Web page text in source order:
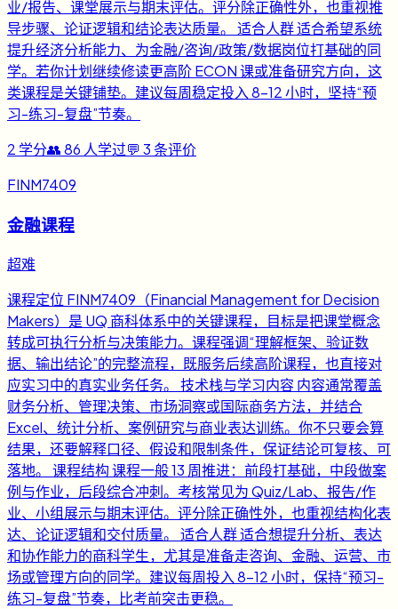
业/报告、课堂展示与期末评估。评分除正确性外，也重视推
导步骤、论证逻辑和结论表达质量。 适合人群 适合希望系统
提升经济分析能力、为金融/咨询/政策/数据岗位打基础的同
学。若你计划继续修读更高阶 ECON 课或准备研究方向，这
类课程是关键铺垫。建议每周稳定投入 8-12 小时，坚持“预
习-练习-复盘”节奏。
2 学分👥86 人学过💬 3条评价
FINM7409
金融课程
超难
课程定位 FINM7409（Financial Management for Decision
Makers）是 UQ 商科体系中的关键课程，目标是把课堂概念
转成可执行分析与决策能力。课程强调“理解框架、验证数
据、输出结论”的完整流程，既服务后续高阶课程，也直接对
应实习中的真实业务任务。 技术栈与学习内容 内容通常覆盖
财务分析、管理决策、市场洞察或国际商务方法，并结合
Excel、统计分析、案例研究与商业表达训练。你不只要会算
结果，还要解释口径、假设和限制条件，保证结论可复核、可
落地。 课程结构 课程一般 13 周推进：前段打基础，中段做案
例与作业，后段综合冲刺。考核常见为 Quiz/Lab、报告/作
业、小组展示与期末评估。评分除正确性外，也重视结构化表
达、论证逻辑和交付质量。 适合人群 适合想提升分析、表达
和协作能力的商科学生，尤其是准备走咨询、金融、运营、市
场或管理方向的同学。建议每周投入 8-12 小时，保持“预习-
练习-复盘”节奏，比考前突击更稳。